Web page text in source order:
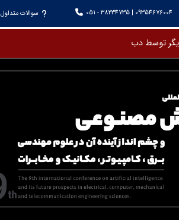
051 - 38234735 | 09354676004 سوالات متداول